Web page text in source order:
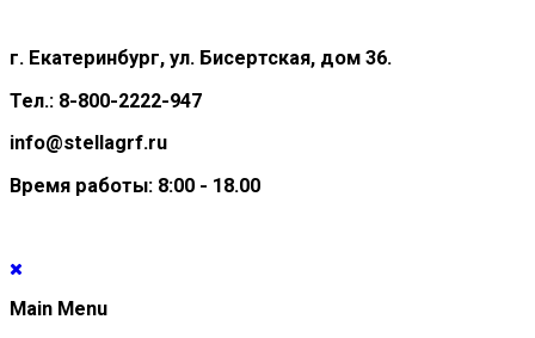
г. Екатеринбург, ул. Бисертская, дом 36.
Тел.: 8-800-2222-947
info@stellagrf.ru
Время работы: 8:00 - 18.00
Main Menu